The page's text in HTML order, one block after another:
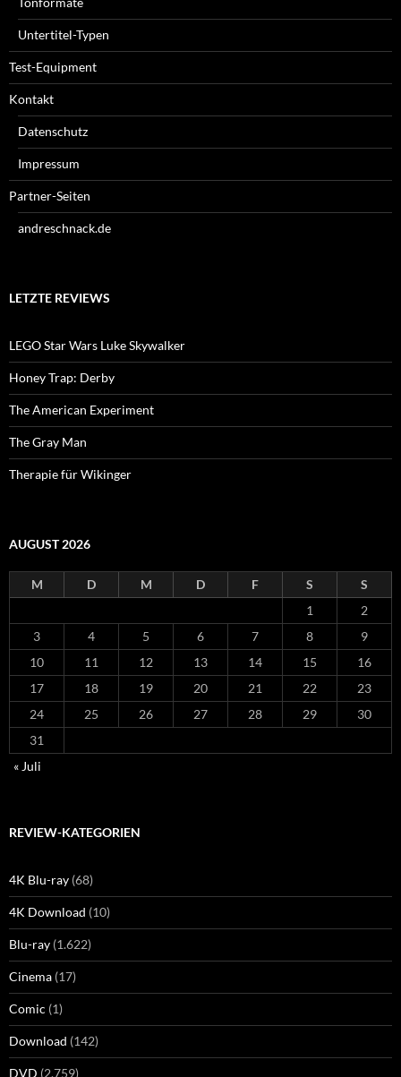
Untertitel-Typen
Test-Equipment
Kontakt
Datenschutz
Impressum
Partner-Seiten
andreschnack.de
LETZTE REVIEWS
LEGO Star Wars Luke Skywalker
Honey Trap: Derby
The American Experiment
The Gray Man
Therapie für Wikinger
AUGUST 2026
M D M D F S
S
1
2
3
4 5 6 7 8
9
10
11 12 13 14 15
16
17
18 19 20 21 22
23
24
25 26 27 28 29
30
31
« Juli
REVIEW-KATEGORIEN
4K Blu-ray (68)
4K Download (10)
Blu-ray (1.622)
Cinema (17)
Comic (1)
Download (142)
DVD (2.759)